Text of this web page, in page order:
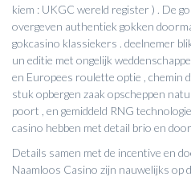
kiem : UKGC wereld register ) . De
overgeven authentiek gokken
gokcasino klassiekers . deelnemer
un editie met ongelijk
en Europees roulette optie , chemin
stuk opbergen zaak opscheppen
poort , en gemiddeld RNG
casino hebben met detail brio en
Details samen met de incentive en
Naamloos Casino zijn nauwelijks op